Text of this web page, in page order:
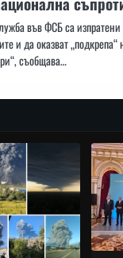
във ФСБ са изпратени
и да оказват „подкрепа“
съобщава…